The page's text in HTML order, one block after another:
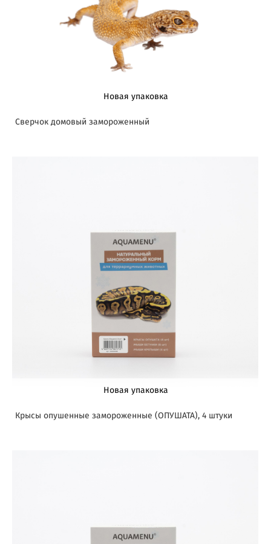
Новая упаковка
Сверчок домовый замороженный
Новая упаковка
Крысы опушенные замороженные (ОПУШАТА), 4 штуки